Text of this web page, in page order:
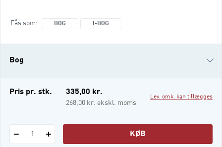
Fås som BOG I-BOG
Bog
i-bog
Pris pr. stk. 335,00 kr.
268,00 kr. ekskl. moms
Lev. omk. kan tillægges
1 KØB